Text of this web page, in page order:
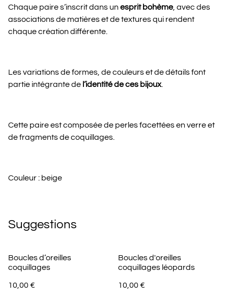
Chaque paire s’inscrit dans unesprit bohème, avec des
associations de matières et de textures qui rendent
chaque création différente.
Les variations de formes, de couleurs et de détails font
partie intégrante de l’identité de ces bijoux.
Cette paire est composée de perles facettées en verre et
de fragments de coquillages.
Couleur : beige
Suggestions
Boucles d’oreilles
coquillages
10,00 €
Boucles d'oreilles
coquillages léopards
10,00 €